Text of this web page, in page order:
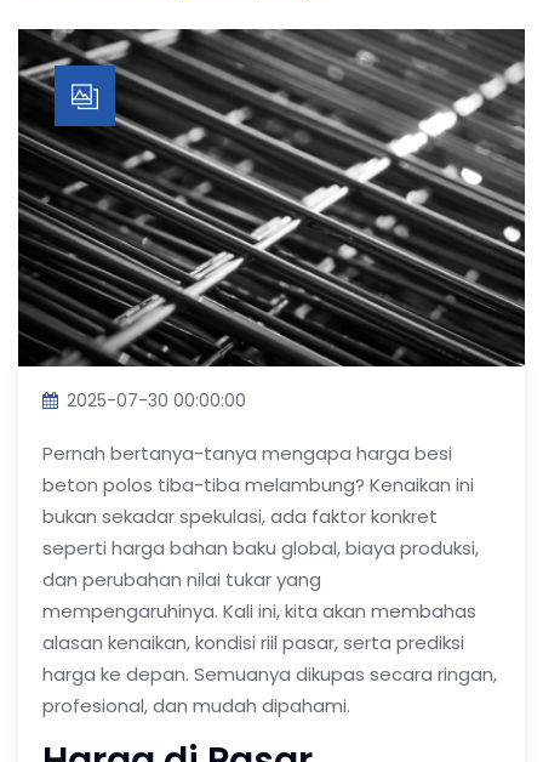
2025-07-30 00:00:00
Pernah bertanya-tanya mengapa harga besi
beton polos tiba-tiba melambung? Kenaikan ini
bukan sekadar spekulasi, ada faktor konkret
seperti harga bahan baku global, biaya produksi,
dan perubahan nilai tukar yang
mempengaruhinya. Kali ini, kita akan membahas
alasan kenaikan, kondisi riil pasar, serta prediksi
harga ke depan. Semuanya dikupas secara ringan,
profesional, dan mudah dipahami.